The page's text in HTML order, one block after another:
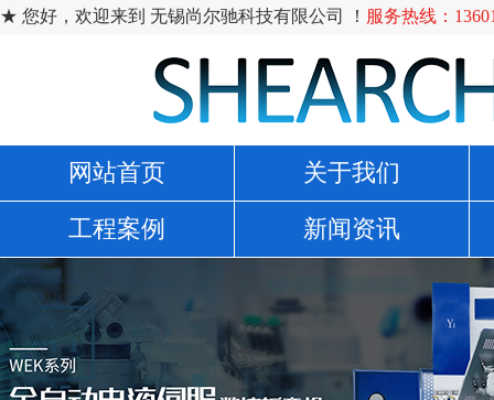
★ 您好，欢迎来到 无锡尚尔驰科技有限公司 ！ 服务热线：
网站首页 关于我们
工程案例 新闻资讯